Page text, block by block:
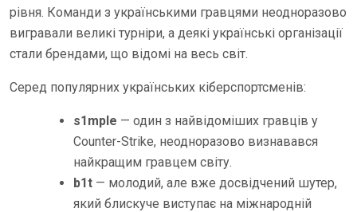
рівня. Команди з українськими гравцями неодноразово
вигравали великі турніри, а деякі українські організації
стали брендами, що відомі на весь світ.
Серед популярних українських кіберспортсменів:
s1mple — один з найвідоміших гравців у
Counter-Strike, неодноразово визнавався
найкращим гравцем світу.
b1t — молодий, але вже досвідчений шутер,
який блискуче виступає на міжнародній